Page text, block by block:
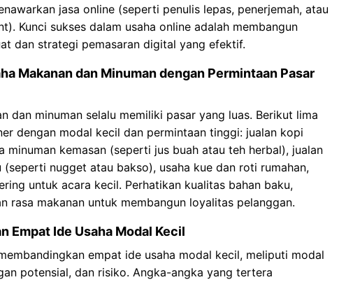
jasa online (seperti penulis lepas, penerjemah, atau
Kunci sukses dalam usaha online adalah membangun
dan strategi pemasaran digital yang efektif.
Makanan dan Minuman dengan Permintaan Pasar
dan minuman selalu memiliki pasar yang luas. Berikut lima
dengan modal kecil dan permintaan tinggi: jualan kopi
minuman kemasan (seperti jus buah atau teh herbal), jualan
(seperti nugget atau bakso), usaha kue dan roti rumahan,
untuk acara kecil. Perhatikan kualitas bahan baku,
rasa makanan untuk membangun loyalitas pelanggan.
Empat Ide Usaha Modal Kecil
empat ide usaha modal kecil, meliputi modal
potensial, dan risiko. Angka-angka yang tertera